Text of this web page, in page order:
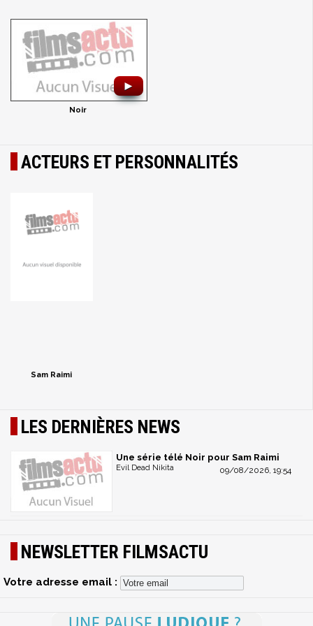
►
Noir
ACTEURS ET PERSONNALITÉS
Sam Raimi
LES DERNIÈRES NEWS
Une série télé Noir pour Sam Raimi
09/08/2026, 19:54
Evil Dead Nikita
NEWSLETTER FILMSACTU
Votre adresse email :